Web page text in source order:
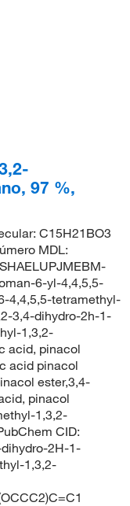
97 %,
C15H21BO3
MDL:
6-yl-4,4,5,5-
4,4,5,5-tetramethyl-
3,4-dihydro-2h-1-
1,3,2-
acid, pinacol
acid pinacol
ester,3,4-
pinacol
1,3,2-
CID:
2H-1-
1,3,2-